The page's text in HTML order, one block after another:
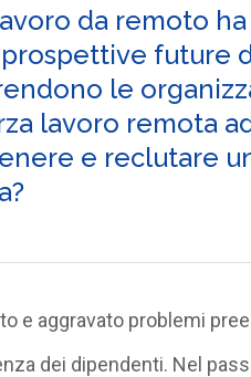
da remoto ha
future
le
lavoro remota
e reclutare
e aggravato problemi
dei dipendenti. Nel